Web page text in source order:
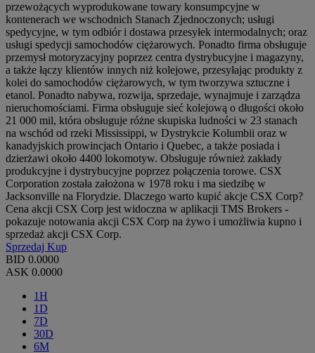
przewożących wyprodukowane towary konsumpcyjne w
kontenerach we wschodnich Stanach Zjednoczonych; usługi
spedycyjne, w tym odbiór i dostawa przesyłek intermodalnych; oraz
usługi spedycji samochodów ciężarowych. Ponadto firma obsługuje
przemysł motoryzacyjny poprzez centra dystrybucyjne i magazyny,
a także łączy klientów innych niż kolejowe, przesyłając produkty z
kolei do samochodów ciężarowych, w tym tworzywa sztuczne i
etanol. Ponadto nabywa, rozwija, sprzedaje, wynajmuje i zarządza
nieruchomościami. Firma obsługuje sieć kolejową o długości około
21 000 mil, która obsługuje różne skupiska ludności w 23 stanach
na wschód od rzeki Mississippi, w Dystrykcie Kolumbii oraz w
kanadyjskich prowincjach Ontario i Quebec, a także posiada i
dzierżawi około 4400 lokomotyw. Obsługuje również zakłady
produkcyjne i dystrybucyjne poprzez połączenia torowe. CSX
Corporation została założona w 1978 roku i ma siedzibę w
Jacksonville na Florydzie. Dlaczego warto kupić akcje CSX Corp?
Cena akcji CSX Corp jest widoczna w aplikacji TMS Brokers -
pokazuje notowania akcji CSX Corp na żywo i umożliwia kupno i
sprzedaż akcji CSX Corp.
Sprzedaj Kup
BID 0.0000
ASK 0.0000
1H
1D
7D
30D
6M